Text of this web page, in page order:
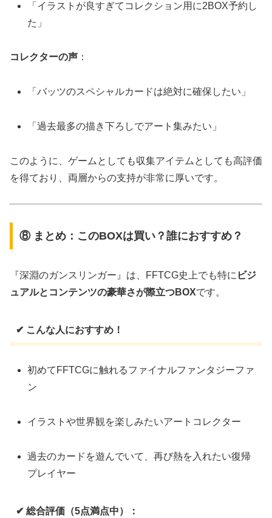
「イラストが良すぎてコレクション用に2BOX予約し
た」
コレクターの声 ：
「バッツのスペシャルカードは絶対に確保したい」
「過去最多の描き下ろしでアート集みたい」
このように、ゲームとしても収集アイテムとしても高評価
を得ており、両層からの支持が非常に厚いです。
⑧ まとめ：このBOXは買い？誰におすすめ？
『深淵のガンスリンガー』は、FFTCG史上でも特に ビジ
ュアルとコンテンツの豪華さが際立つBOXです。
✔ こんな人におすすめ！
初めてFFTCGに触れるファイナルファンタジーファ
ン
イラストや世界観を楽しみたいアートコレクター
過去のカードを遊んでいて、再び熱を入れたい復帰
プレイヤー
✔ 総合評価（5点満点中）：